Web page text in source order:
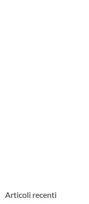
Articoli recenti